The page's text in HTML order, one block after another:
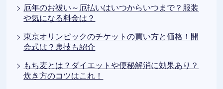
厄年のお祓い～厄払いはいつからいつまで？服装
や気になる料金は？
東京オリンピックのチケットの買い方と価格！開
会式は？裏技も紹介
もち麦とは？ダイエットや便秘解消に効果あり？
炊き方のコツはこれ！